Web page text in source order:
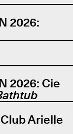
2026:
2026: Cie
Arielle